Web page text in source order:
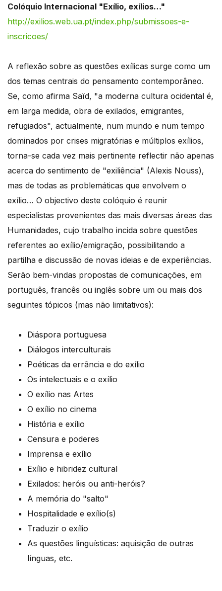
Colóquio Internacional "Exílio, exílios…"
http://exilios.web.ua.pt/index.php/submissoes-e-
inscricoes/
A reflexão sobre as questões exílicas surge como um
dos temas centrais do pensamento contemporâneo.
Se, como afirma Saïd, "a moderna cultura ocidental é,
em larga medida, obra de exilados, emigrantes,
refugiados", actualmente, num mundo e num tempo
dominados por crises migratórias e múltiplos exílios,
torna-se cada vez mais pertinente reflectir não apenas
acerca do sentimento de "exiliência" (Alexis Nouss),
mas de todas as problemáticas que envolvem o
exílio… O objectivo deste colóquio é reunir
especialistas provenientes das mais diversas áreas das
Humanidades, cujo trabalho incida sobre questões
referentes ao exílio/emigração, possibilitando a
partilha e discussão de novas ideias e de experiências.
Serão bem-vindas propostas de comunicações, em
português, francês ou inglês sobre um ou mais dos
seguintes tópicos (mas não limitativos):
Diáspora portuguesa
Diálogos interculturais
Poéticas da errância e do exílio
Os intelectuais e o exílio
O exílio nas Artes
O exílio no cinema
História e exílio
Censura e poderes
Imprensa e exílio
Exílio e hibridez cultural
Exilados: heróis ou anti-heróis?
A memória do "salto"
Hospitalidade e exílio(s)
Traduzir o exílio
As questões linguísticas: aquisição de outras
línguas, etc.